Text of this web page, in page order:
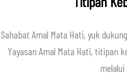
Sahabat Amal Mata Hati, yuk
Yayasan Amal Mata Hati, titipan
melalui